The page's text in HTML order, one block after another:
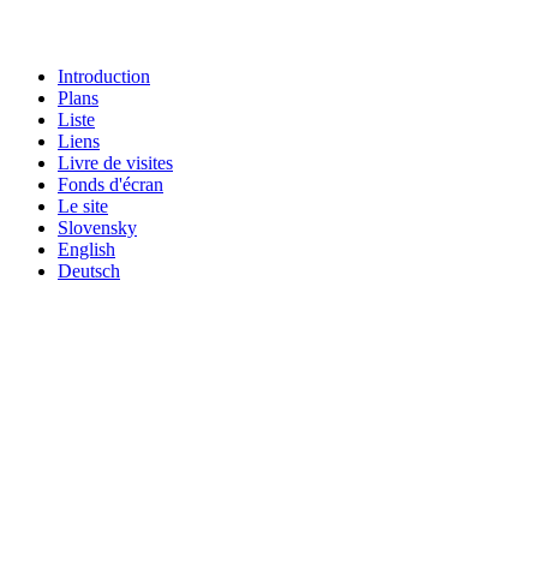
Introduction
Plans
Liste
Liens
Livre de visites
Fonds d'écran
Le site
Slovensky
English
Deutsch